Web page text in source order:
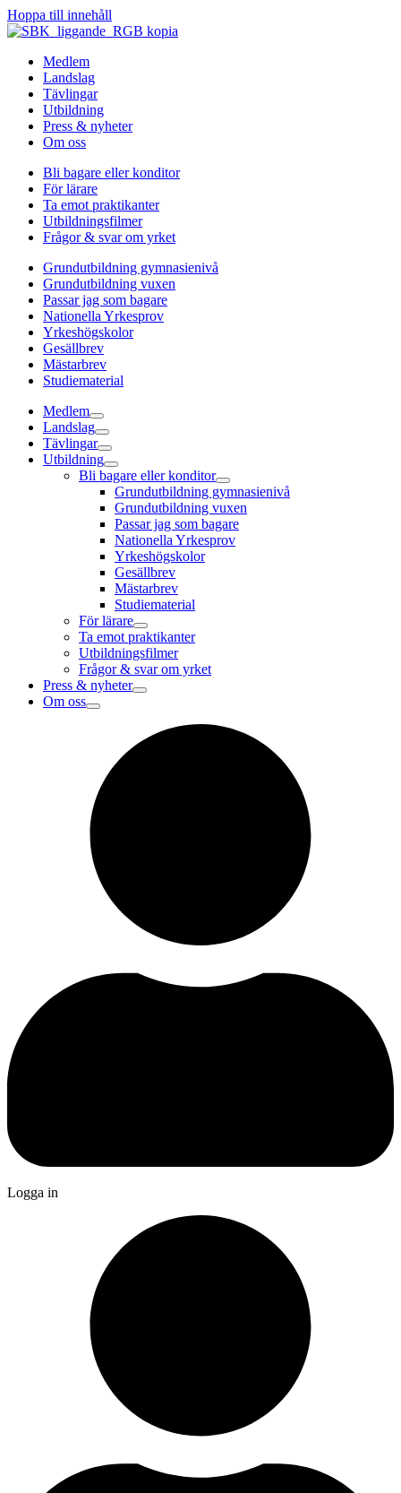
Hoppa till innehåll
Medlem
Landslag
Tävlingar
Utbildning
Press & nyheter
Om oss
Bli bagare eller konditor
För lärare
Ta emot praktikanter
Utbildningsfilmer
Frågor & svar om yrket
Grundutbildning gymnasienivå
Grundutbildning vuxen
Passar jag som bagare
Nationella Yrkesprov
Yrkeshögskolor
Gesällbrev
Mästarbrev
Studiematerial
Medlem
Landslag
Tävlingar
Utbildning
Bli bagare eller konditor
Grundutbildning gymnasienivå
Grundutbildning vuxen
Passar jag som bagare
Nationella Yrkesprov
Yrkeshögskolor
Gesällbrev
Mästarbrev
Studiematerial
För lärare
Ta emot praktikanter
Utbildningsfilmer
Frågor & svar om yrket
Press & nyheter
Om oss
Logga in